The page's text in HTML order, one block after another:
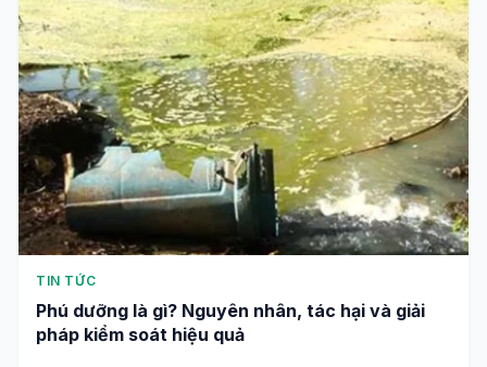
TIN TỨC
Phú dưỡng là gì? Nguyên nhân, tác hại và giải
pháp kiểm soát hiệu quả